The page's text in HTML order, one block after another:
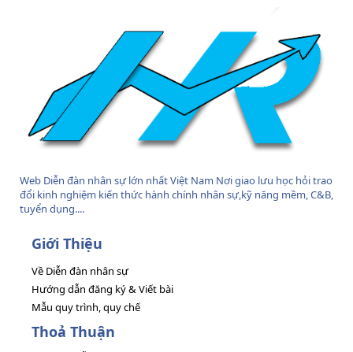
Web Diễn đàn nhân sự lớn nhất Việt Nam Nơi giao lưu học hỏi trao
đổi kinh nghiệm kiến thức hành chính nhân sự,kỹ năng mềm, C&B,
tuyển dụng....
Giới Thiệu
Về Diễn đàn nhân sự
Hướng dẫn đăng ký & Viết bài
Mẫu quy trình, quy chế
Thoả Thuận